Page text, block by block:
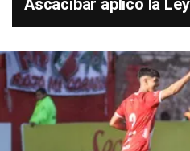
Ascacíbar aplicó la